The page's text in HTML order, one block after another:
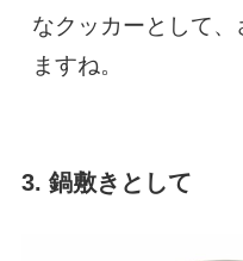
なクッカーとして
ますね。
3. 鍋敷きとして